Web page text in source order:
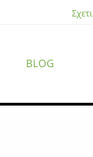
BLOG